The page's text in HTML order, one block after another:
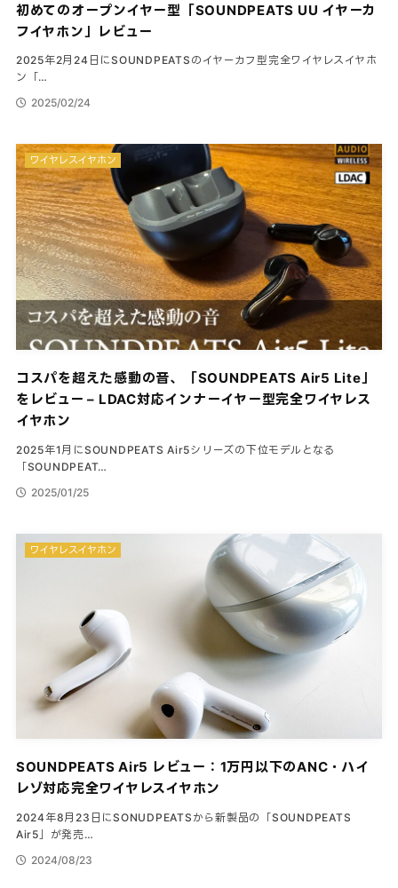
初めてのオープンイヤー型「SOUNDPEATS UU イヤーカ
フイヤホン」レビュー
2025年2月24日にSOUNDPEATSのイヤーカフ型完全ワイヤレスイヤホ
ン「…
2025/02/24
コスパを超えた感動の音、「SOUNDPEATS Air5 Lite」
をレビュー – LDAC対応インナーイヤー型完全ワイヤレス
イヤホン
2025年1月にSOUNDPEATS Air5シリーズの下位モデルとなる
「SOUNDPEAT…
2025/01/25
ワイヤレスイヤホン
SOUNDPEATS Air5 レビュー：1万円以下のANC・ハイ
レゾ対応完全ワイヤレスイヤホン
2024年8月23日にSONUDPEATSから新製品の「SOUNDPEATS
Air5」が発売…
2024/08/23
ワイヤレスイヤホン